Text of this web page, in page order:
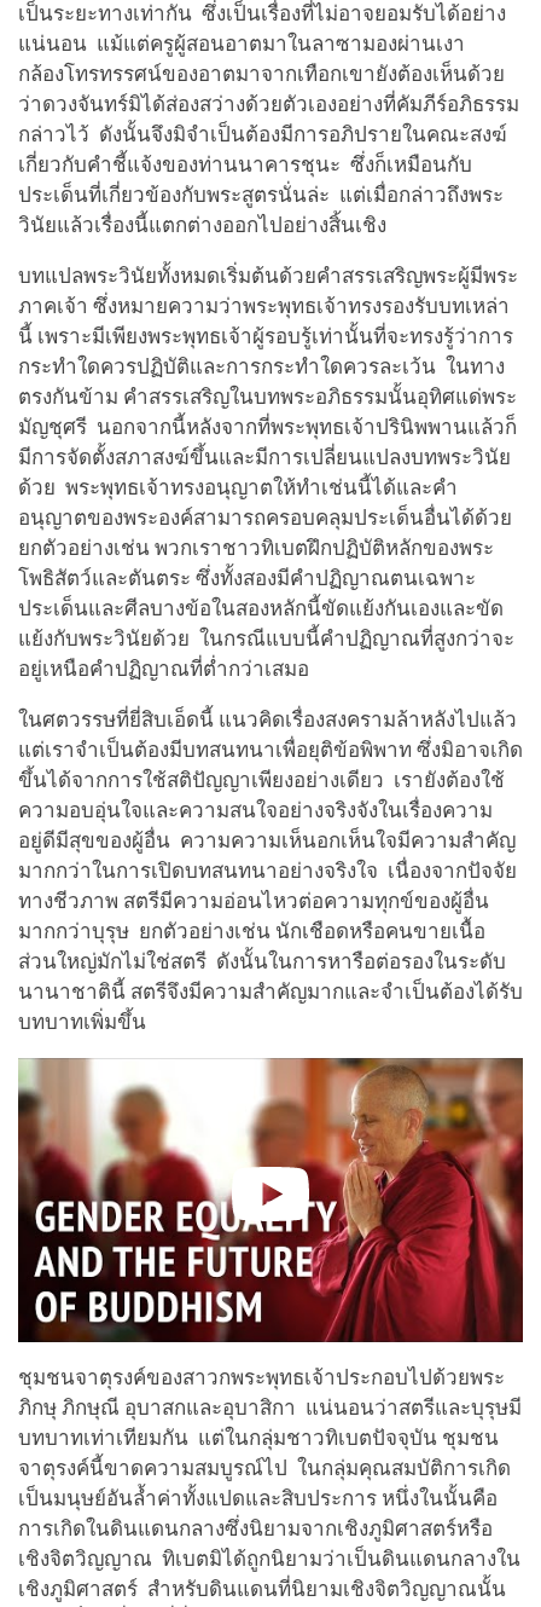
เป็นระยะทางเท่ากัน ซึ่งเป็นเรื่องที่ไม่อาจยอมรับได้อย่าง
แน่นอน แม้แต่ครูผู้สอนอาตมาในลาซามองผ่านเงา
กล้องโทรทรรศน์ของอาตมาจากเทือกเขายังต้องเห็นด้วย
ว่าดวงจันทร์มิได้ส่องสว่างด้วยตัวเองอย่างที่คัมภีร์อภิธรรม
กล่าวไว้ ดังนั้นจึงมิจำเป็นต้องมีการอภิปรายในคณะสงฆ์
เกี่ยวกับคำชี้แจ้งของท่านนาคารชุนะ ซึ่งก็เหมือนกับ
ประเด็นที่เกี่ยวข้องกับพระสูตรนั่นล่ะ แต่เมื่อกล่าวถึงพระ
วินัยแล้วเรื่องนี้แตกต่างออกไปอย่างสิ้นเชิง
บทแปลพระวินัยทั้งหมดเริ่มต้นด้วยคำสรรเสริญพระผู้มีพระ
ภาคเจ้า ซึ่งหมายความว่าพระพุทธเจ้าทรงรองรับบทเหล่า
นี้ เพราะมีเพียงพระพุทธเจ้าผู้รอบรู้เท่านั้นที่จะทรงรู้ว่าการ
กระทำใดควรปฏิบัติและการกระทำใดควรละเว้น ในทาง
ตรงกันข้าม คำสรรเสริญในบทพระอภิธรรมนั้นอุทิศแด่พระ
มัญชุศรี นอกจากนี้หลังจากที่พระพุทธเจ้าปรินิพพานแล้วก็
มีการจัดตั้งสภาสงฆ์ขึ้นและมีการเปลี่ยนแปลงบทพระวินัย
ด้วย พระพุทธเจ้าทรงอนุญาตให้ทำเช่นนี้ได้และคำ
อนุญาตของพระองค์สามารถครอบคลุมประเด็นอื่นได้ด้วย
ยกตัวอย่างเช่น พวกเราชาวทิเบตฝึกปฏิบัติหลักของพระ
โพธิสัตว์และตันตระ ซึ่งทั้งสองมีคำปฏิญาณตนเฉพาะ
ประเด็นและศีลบางข้อในสองหลักนี้ขัดแย้งกันเองและขัด
แย้งกับพระวินัยด้วย ในกรณีแบบนี้คำปฏิญาณที่สูงกว่าจะ
อยู่เหนือคำปฏิญาณที่ต่ำกว่าเสมอ
ในศตวรรษที่ยี่สิบเอ็ดนี้ แนวคิดเรื่องสงครามล้าหลังไปแล้ว
แต่เราจำเป็นต้องมีบทสนทนาเพื่อยุติข้อพิพาท ซึ่งมิอาจเกิด
ขึ้นได้จากการใช้สติปัญญาเพียงอย่างเดียว เรายังต้องใช้
ความอบอุ่นใจและความสนใจอย่างจริงจังในเรื่องความ
อยู่ดีมีสุขของผู้อื่น ความความเห็นอกเห็นใจมีความสำคัญ
มากกว่าในการเปิดบทสนทนาอย่างจริงใจ เนื่องจากปัจจัย
ทางชีวภาพ สตรีมีความอ่อนไหวต่อความทุกข์ของผู้อื่น
มากกว่าบุรุษ ยกตัวอย่างเช่น นักเชือดหรือคนขายเนื้อ
ส่วนใหญ่มักไม่ใช่สตรี ดังนั้นในการหารือต่อรองในระดับ
นานาชาตินี้ สตรีจึงมีความสำคัญมากและจำเป็นต้องได้รับ
บทบาทเพิ่มขึ้น
ชุมชนจาตุรงค์ของสาวกพระพุทธเจ้าประกอบไปด้วยพระ
ภิกษุ ภิกษุณี อุบาสกและอุบาสิกา แน่นอนว่าสตรีและบุรุษมี
บทบาทเท่าเทียมกัน แต่ในกลุ่มชาวทิเบตปัจจุบัน ชุมชน
จาตุรงค์นี้ขาดความสมบูรณ์ไป ในกลุ่มคุณสมบัติการเกิด
เป็นมนุษย์อันล้ำค่าทั้งแปดและสิบประการ หนึ่งในนั้นคือ
การเกิดในดินแดนกลางซึ่งนิยามจากเชิงภูมิศาสตร์หรือ
เชิงจิตวิญญาณ ทิเบตมิได้ถูกนิยามว่าเป็นดินแดนกลางใน
เชิงภูมิศาสตร์ สำหรับดินแดนที่นิยามเชิงจิตวิญญาณนั้น